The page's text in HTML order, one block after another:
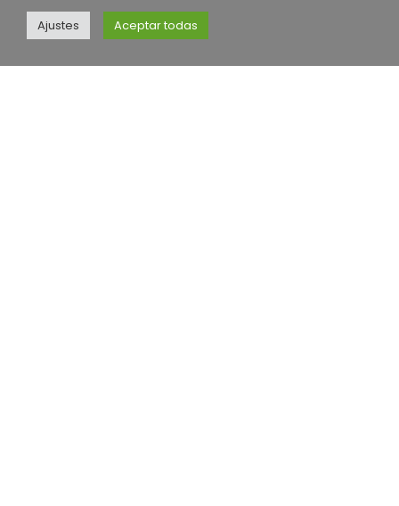
Ajustes Aceptar todas